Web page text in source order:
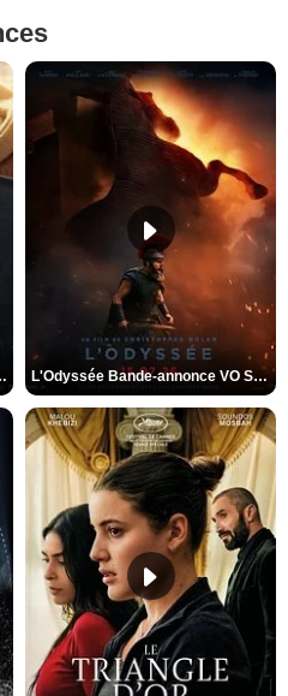
VO STFR L'Odyssée Bande-annonce VO STFR